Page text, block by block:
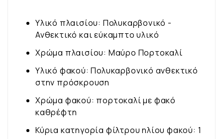
Υλικό πλαισίου: Πολυκαρβονικό -
Ανθεκτικό και εύκαμπτο υλικό
Χρώμα πλαισίου: Μαύρο Πορτοκαλί
Υλικό φακού: Πολυκαρβονικό ανθεκτικό
στην πρόσκρουση
Χρώμα φακού: πορτοκαλί με φακό
καθρέφτη
Κύρια κατηγορία φίλτρου ηλίου φακού: 1